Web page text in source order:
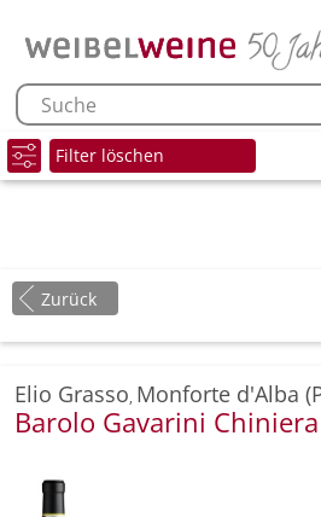
Filter löschen
Zurück
Elio Grasso, Monforte d'Alba
Barolo Gavarini Chiniera